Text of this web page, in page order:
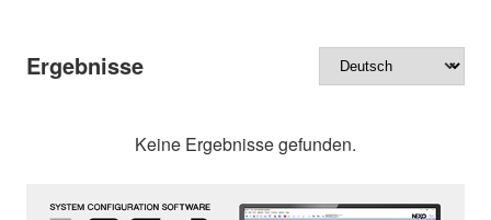
Ergebnisse
Keine Ergebnisse gefunden.